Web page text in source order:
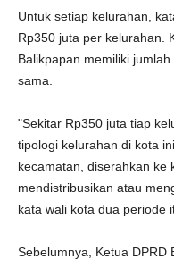
Untuk setiap kelurahan,
Rp350 juta per kelurahan.
Balikpapan memiliki
sama.
"Sekitar Rp350 juta tiap
tipologi kelurahan di kota
kecamatan, diserahkan ke
mendistribusikan atau
kata wali kota dua periode
Sebelumnya, Ketua DPRD